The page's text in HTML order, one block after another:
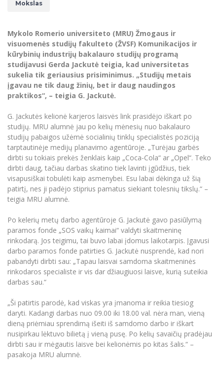
Novikas)
MRU merginų choras
Studijų organizavimas
Vilniaus Karaliaus Sedžiongo institutas
Frankofoniškų šalių studijų centras
Žmogaus, aplinkos ir technologijų (HET)
Doktorantūra
Projektai
Akademinė leidyba
Mokymų LAB
Mokslo naujienos
Kasmetiniai mokslo renginiai
Akademinė etika
Darbas MRU
Universiteto simbolika
Atributika
Naujienos
Tarptautiškumas
Studentams
Studentams
Partnerystės
Azijos centras
Vilniaus Karaliaus Sedžiongo institutas
Frankofoniškų šalių studijų centras
Darbuotojams
Partnerystės
Azijos centras
Vilniaus Karaliaus Sedžiongo institutas
Frankofoniškų šalių studijų centras
Darnus vystymasis
Privatumo politika
Negalia ir individualieji poreikiai
Viešai skelbiama informacija
Parama Ukrainai
Civilinė sauga
Bakalauro studijos
Magistrantūros studijos
Vadovų MBA
Švietimo ir kultūros vadovų MPA
Teisės LL.M.
Papildomosios studijos
Pedagogų rengimas
Doktorantūros studijos
Profesinės bakalauro studijos
Personalo valdymo centras
Privačių interesų deklaravimas
Informacija naujiems darbuotojams
Studijų Moodle (studijų vykdymui)
Darbuotojų Moodle (kompetencijų tobulinimui)
Studijų tvarkaraštis
Informacinė sistema "Studijos"
Darbuotojų elektroninis paštas
Daugiafaktorinė autentifikacija universiteto
darbuotojams (MFA)
Darbuotojų kvalifikacijos kėlimas
MRU norminių teisės aktų duomenų bazė
Intranetas
eDVS
Mokslas
Mykolo Romerio universiteto (MRU) Žmogaus ir
visuomenės studijų fakulteto (ŽVSF) Komunikacijos ir
kūrybinių industrijų bakalauro studijų programą
studijavusi Gerda Jackutė teigia, kad universitetas
sukelia tik geriausius prisiminimus. „Studijų metais
įgavau ne tik daug žinių, bet ir daug naudingos
praktikos“, – teigia G. Jackutė.
G. Jackutės kelionė karjeros laisvės link prasidėjo iškart po
studijų. MRU alumnė jau po kelių mėnesių nuo bakalauro
studijų pabaigos užėmė socialinių tinklų specialistės poziciją
tarptautinėje medijų planavimo agentūroje. „Turėjau garbės
dirbti su tokiais prekės ženklais kaip „Coca-Cola“ ar „Opel“. Teko
dirbti daug, tačiau darbas skatino tiek lavinti įgūdžius, tiek
visapusiškai tobulėti kaip asmenybei. Esu labai dėkinga už šią
patirtį, nes ji padėjo stiprius pamatus siekiant tolesnių tikslų.“ –
teigia MRU alumnė.
Po kelerių metų darbo agentūroje G. Jackutė gavo pasiūlymą
paramos fonde „SOS vaikų kaimai“ valdyti skaitmeninę
rinkodarą. Jos teigimu, tai buvo labai įdomus laikotarpis. Įgavusi
darbo paramos fonde patirties G. Jackutė nusprendė, kad nori
pabandyti dirbti sau: „Tapau laisvai samdoma skaitmeninės
rinkodaros specialiste ir vis dar džiaugiuosi laisve, kurią suteikia
darbas sau.“
„Ši patirtis parodė, kad viskas yra įmanoma ir reikia tiesiog
daryti. Kadangi darbas nuo 09.00 iki 18.00 val. nėra man, vieną
dieną priėmiau sprendimą išeiti iš samdomo darbo ir iškart
nusipirkau lėktuvo bilietą į vieną pusę. Po kelių savaičių pradėjau
dirbti sau ir mėgautis laisve bei kelionėmis po kitas šalis.“ –
pasakoja MRU alumnė.